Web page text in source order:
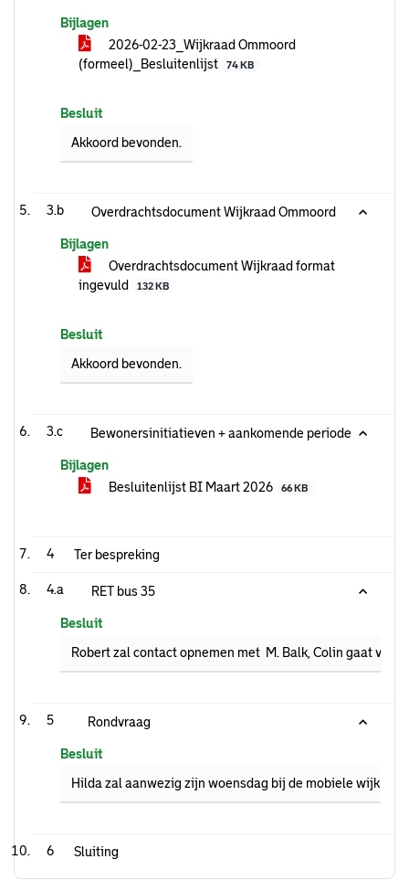
Bijlagen
2026-02-23_Wijkraad Ommoord
(formeel)_Besluitenlijst
74 KB
Besluit
Akkoord bevonden.
3.b Overdrachtsdocument Wijkraad Ommoord
Bijlagen
Overdrachtsdocument Wijkraad format
ingevuld
132 KB
Besluit
Akkoord bevonden.
3.c Bewonersinitiatieven + aankomende periode
Bijlagen
Besluitenlijst BI Maart 2026
66 KB
4 Ter bespreking
4.a RET bus 35
Besluit
Robert zal contact opnemen met M. Balk, Colin gaat via
5 Rondvraag
Besluit
Hilda zal aanwezig zijn woensdag bij de mobiele wijkhub,
6 Sluiting